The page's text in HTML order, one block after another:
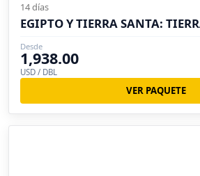
14 días
EGIPTO Y TIERRA SANTA:
Desde
1,938.00
USD / DBL
VER PAQUETE